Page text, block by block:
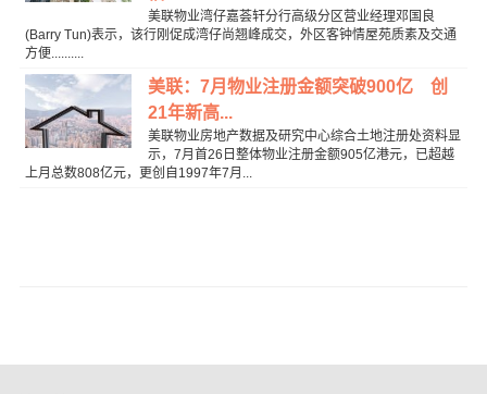
美联物业湾仔嘉荟轩分行高级分区营业经理邓国良
(Barry Tun)表示，该行刚促成湾仔尚翘峰成交，外区客钟情屋苑质素及交通
方便..........
美联：7月物业注册金额突破900亿 创
21年新高...
美联物业房地产数据及研究中心综合土地注册处资料显
示，7月首26日整体物业注册金额905亿港元，已超越
上月总数808亿元，更创自1997年7月...